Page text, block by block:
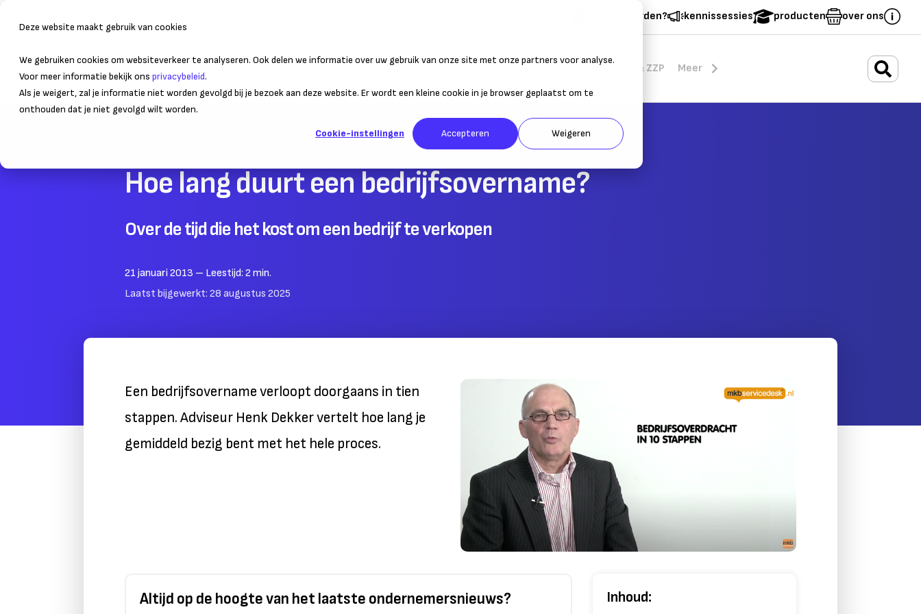
Deze website maakt gebruik van cookies
We gebruiken cookies om websiteverkeer te analyseren. Ook delen we informatie over uw gebruik van onze site met onze partners voor analyse.
Voor meer informatie bekijk ons privacybeleid.
Als je weigert, zal je informatie niet worden gevolgd bij je bezoek aan deze website. Er wordt een kleine cookie in je browser geplaatst om te
onthouden dat je niet gevolgd wilt worden.
Cookie-instellingen Accepteren Weigeren
partner worden? kennissessies producten over ons
Bedrijfsvoering Duurzaam ondernemen Starten & ZZP Meer
Hoe lang duurt een bedrijfsovername?
Over de tijd die het kost om een bedrijf te verkopen
21 januari 2013 – Leestijd: 2min.
Laatst bijgewerkt: 28 augustus 2025
Een bedrijfsovername verloopt doorgaans in tien
stappen. Adviseur Henk Dekker vertelt hoe lang je
gemiddeld bezig bent met het hele proces.
Altijd op de hoogte van het laatste ondernemersnieuws? Inhoud: